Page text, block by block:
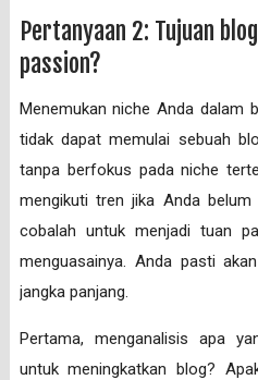
Pertanyaan 2: Tujuan
passion?
Menemukan niche Anda dalam
tidak dapat memulai sebuah
tanpa berfokus pada niche
mengikuti tren jika Anda
cobalah untuk menjadi tuan
menguasainya. Anda pasti
jangka panjang.
Pertama, menganalisis apa
untuk meningkatkan blog?